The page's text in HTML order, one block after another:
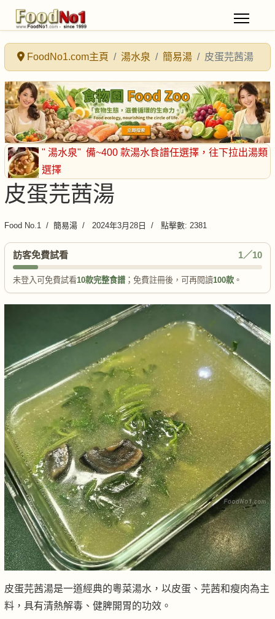
FoodNo1.com主頁 湯水泉 簡易湯 皮蛋芫茜湯
" 湯水泉" 備~400 款湯水食譜任選擇 ，往下拉出湯類
選擇
皮蛋芫茜湯
Food No.1 簡易湯 2024年3月28日 點擊數: 2381
訪客免費試看 1／10
未登入可免費試看10款完整食譜 ；免費註冊後，可再閱讀100款 。
皮蛋芫茜湯是一道經典的粵菜湯水，以皮蛋、芫茜和瘦肉為主
料，具有清熱解毒、健脾開胃的功效。